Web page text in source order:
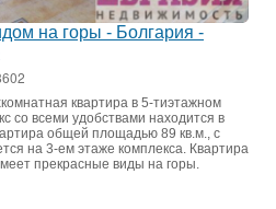
на горы - Болгария -
квартира в 5-тиэтажном
со всеми удобствами находится в
общей площадью 89 кв.м., с
на 3-ем этаже комплекса. Квартира
прекрасные виды на горы.